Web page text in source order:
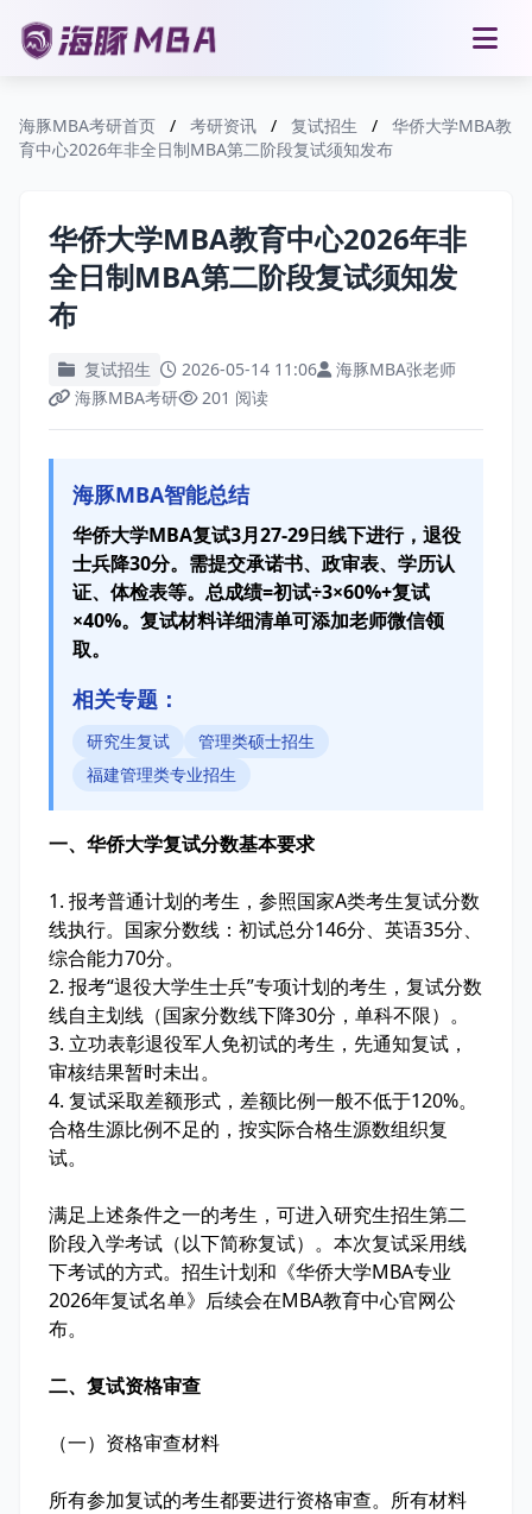
海豚MBA考研首页 / 考研资讯 / 复试招生 /
华侨大学MBA教
育中心2026年非全日制MBA第二阶段复试须知发布
华侨大学MBA教育中心2026年非
全日制MBA第二阶段复试须知发
布
复试招生 2026-05-14 11:06
海豚MBA张老师
海豚MBA考研
201 阅读
海豚MBA智能总结
华侨大学MBA复试3月27-29日线下进行，退役
士兵降30分。需提交承诺书、政审表、学历认
证、体检表等。总成绩=初试÷3×60%+复试
×40%。复试材料详细清单可添加老师微信领
取。
相关专题：
研究生复试
管理类硕士招生
福建管理类专业招生
一、华侨大学复试分数基本要求
1. 报考普通计划的考生，参照国家A类考生复试分数
线执行。国家分数线：初试总分146分、英语35分、
综合能力70分。
2. 报考“退役大学生士兵”专项计划的考生，复试分数
线自主划线（国家分数线下降30分，单科不限）。
3. 立功表彰退役军人免初试的考生，先通知复试，
审核结果暂时未出。
4. 复试采取差额形式，差额比例一般不低于120%。
合格生源比例不足的，按实际合格生源数组织复
试。
满足上述条件之一的考生，可进入研究生招生第二
阶段入学考试（以下简称复试）。本次复试采用线
下考试的方式。招生计划和《华侨大学MBA专业
2026年复试名单》后续会在MBA教育中心官网公
布。
二、复试资格审查
（一）资格审查材料
所有参加复试的考生都要进行资格审查。所有材料